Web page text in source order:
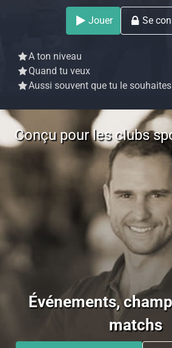
Jouer Se
A ton niveau
Quand tu veux
Aussi souvent que tu le souhaites
Événements,
matchs
Conçu pour les clubs